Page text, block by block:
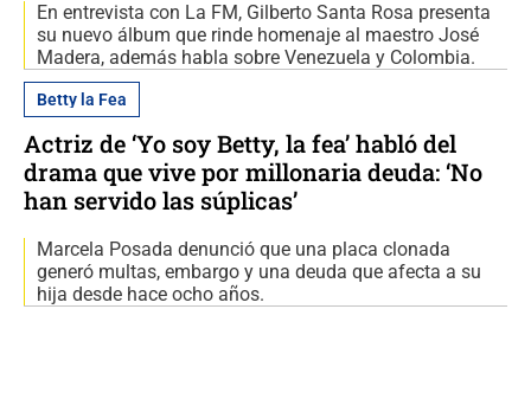
En entrevista con La FM, Gilberto Santa Rosa presenta
su nuevo álbum que rinde homenaje al maestro José
Madera, además habla sobre Venezuela y Colombia.
Betty la Fea
Actriz de ‘Yo soy Betty, la fea’ habló del
drama que vive por millonaria deuda: ‘No
han servido las súplicas’
Marcela Posada denunció que una placa clonada
generó multas, embargo y una deuda que afecta a su
hija desde hace ocho años.